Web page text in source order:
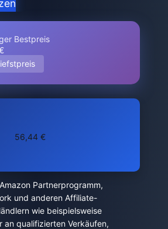
Bestpreis
56,44 €
Partnerprogramm,
und anderen Affiliate-
wie beispielsweise
an qualifizierten Verkäufen,